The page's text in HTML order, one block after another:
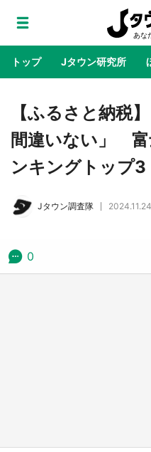
トップ Jタウン研究所
地域×二次元 絶景
ラプラス・ダ
公式プロモ動
の「猫猫像
【ふるさと納税
間違いない」 富
ンキングトップ3
Jタウン調査隊
0